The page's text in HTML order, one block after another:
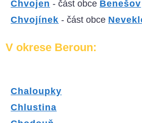
Chvojen - část obce Benešov
Chvojínek - část obce
V okrese Beroun:
Chaloupky
Chlustina